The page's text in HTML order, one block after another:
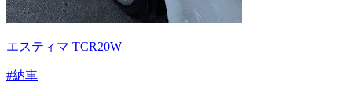
エスティマ TCR20W
#納車